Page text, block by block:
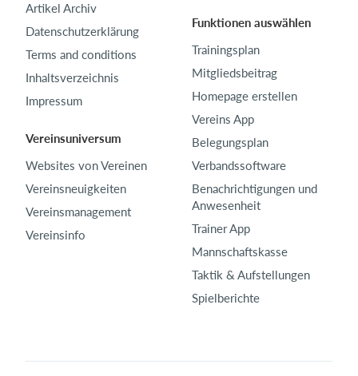
Artikel Archiv
Datenschutzerklärung
Terms and conditions
Inhaltsverzeichnis
Impressum
Vereinsuniversum
Websites von Vereinen
Vereinsneuigkeiten
Vereinsmanagement
Vereinsinfo
Funktionen auswählen
Trainingsplan
Mitgliedsbeitrag
Homepage erstellen
Vereins App
Belegungsplan
Verbandssoftware
Benachrichtigungen und
Anwesenheit
Trainer App
Mannschaftskasse
Taktik & Aufstellungen
Spielberichte